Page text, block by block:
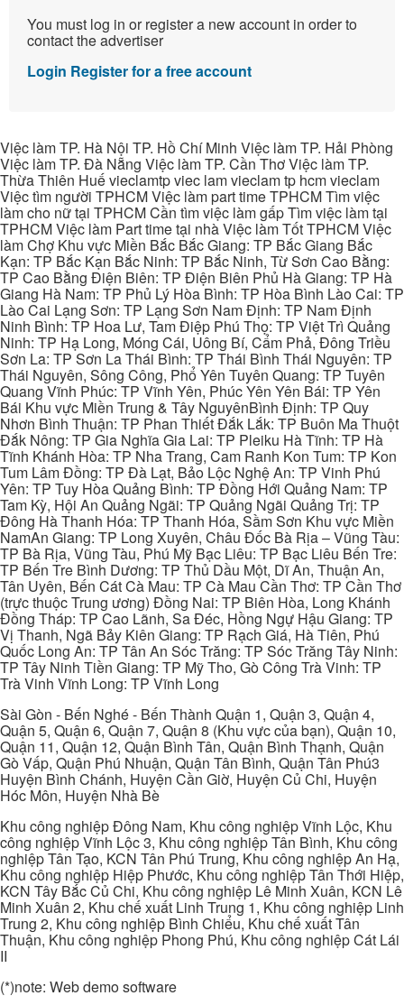
You must log in or register a new account in order to
contact the advertiser
Login Register for a free account
Việc làm TP. Hà Nội TP. Hồ Chí Minh Việc làm TP. Hải Phòng
Việc làm TP. Đà Nẵng Việc làm TP. Cần Thơ Việc làm TP.
Thừa Thiên Huế vieclamtp viec lam vieclam tp hcm vieclam
Việc tìm người TPHCM Việc làm part time TPHCM Tìm việc
làm cho nữ tại TPHCM Cần tìm việc làm gấp Tìm việc làm tại
TPHCM Việc làm Part time tại nhà Việc làm Tốt TPHCM Việc
làm Chợ Khu vực Miền Bắc Bắc Giang: TP Bắc Giang Bắc
Kạn: TP Bắc Kạn Bắc Ninh: TP Bắc Ninh, Từ Sơn Cao Bằng:
TP Cao Bằng Điện Biên: TP Điện Biên Phủ Hà Giang: TP Hà
Giang Hà Nam: TP Phủ Lý Hòa Bình: TP Hòa Bình Lào Cai: TP
Lào Cai Lạng Sơn: TP Lạng Sơn Nam Định: TP Nam Định
Ninh Bình: TP Hoa Lư, Tam Điệp Phú Thọ: TP Việt Trì Quảng
Ninh: TP Hạ Long, Móng Cái, Uông Bí, Cẩm Phả, Đông Triều
Sơn La: TP Sơn La Thái Bình: TP Thái Bình Thái Nguyên: TP
Thái Nguyên, Sông Công, Phổ Yên Tuyên Quang: TP Tuyên
Quang Vĩnh Phúc: TP Vĩnh Yên, Phúc Yên Yên Bái: TP Yên
Bái Khu vực Miền Trung & Tây NguyênBình Định: TP Quy
Nhơn Bình Thuận: TP Phan Thiết Đắk Lắk: TP Buôn Ma Thuột
Đắk Nông: TP Gia Nghĩa Gia Lai: TP Pleiku Hà Tĩnh: TP Hà
Tĩnh Khánh Hòa: TP Nha Trang, Cam Ranh Kon Tum: TP Kon
Tum Lâm Đồng: TP Đà Lạt, Bảo Lộc Nghệ An: TP Vinh Phú
Yên: TP Tuy Hòa Quảng Bình: TP Đồng Hới Quảng Nam: TP
Tam Kỳ, Hội An Quảng Ngãi: TP Quảng Ngãi Quảng Trị: TP
Đông Hà Thanh Hóa: TP Thanh Hóa, Sầm Sơn Khu vực Miền
NamAn Giang: TP Long Xuyên, Châu Đốc Bà Rịa – Vũng Tàu:
TP Bà Rịa, Vũng Tàu, Phú Mỹ Bạc Liêu: TP Bạc Liêu Bến Tre:
TP Bến Tre Bình Dương: TP Thủ Dầu Một, Dĩ An, Thuận An,
Tân Uyên, Bến Cát Cà Mau: TP Cà Mau Cần Thơ: TP Cần Thơ
(trực thuộc Trung ương) Đồng Nai: TP Biên Hòa, Long Khánh
Đồng Tháp: TP Cao Lãnh, Sa Đéc, Hồng Ngự Hậu Giang: TP
Vị Thanh, Ngã Bảy Kiên Giang: TP Rạch Giá, Hà Tiên, Phú
Quốc Long An: TP Tân An Sóc Trăng: TP Sóc Trăng Tây Ninh:
TP Tây Ninh Tiền Giang: TP Mỹ Tho, Gò Công Trà Vinh: TP
Trà Vinh Vĩnh Long: TP Vĩnh Long
Sài Gòn - Bến Nghé - Bến Thành Quận 1, Quận 3, Quận 4,
Quận 5, Quận 6, Quận 7, Quận 8 (Khu vực của bạn), Quận 10,
Quận 11, Quận 12, Quận Bình Tân, Quận Bình Thạnh, Quận
Gò Vấp, Quận Phú Nhuận, Quận Tân Bình, Quận Tân Phú3
Huyện Bình Chánh, Huyện Cần Giờ, Huyện Củ Chi, Huyện
Hóc Môn, Huyện Nhà Bè
Khu công nghiệp Đông Nam, Khu công nghiệp Vĩnh Lộc, Khu
công nghiệp Vĩnh Lộc 3, Khu công nghiệp Tân Bình, Khu công
nghiệp Tân Tạo, KCN Tân Phú Trung, Khu công nghiệp An Hạ,
Khu công nghiệp Hiệp Phước, Khu công nghiệp Tân Thới Hiệp,
KCN Tây Bắc Củ Chi, Khu công nghiệp Lê Minh Xuân, KCN Lê
Minh Xuân 2, Khu chế xuất Linh Trung 1, Khu công nghiệp Linh
Trung 2, Khu công nghiệp Bình Chiểu, Khu chế xuất Tân
Thuận, Khu công nghiệp Phong Phú, Khu công nghiệp Cát Lái
II
(*)note: Web demo software